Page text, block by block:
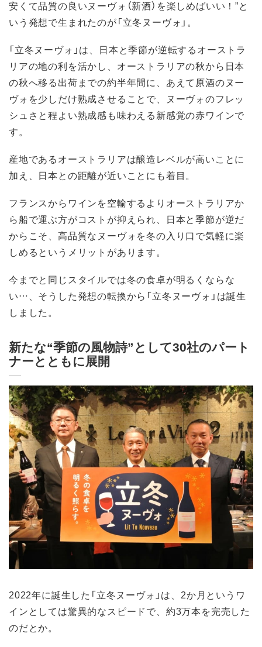
安くて品質の良いヌーヴォ（新酒）を楽しめばいい！”と
いう発想で生まれたのが「立冬ヌーヴォ」。
「立冬ヌーヴォ」は、日本と季節が逆転するオーストラ
リアの地の利を活かし、オーストラリアの秋から日本
の秋へ移る出荷までの約半年間に、あえて原酒のヌー
ヴォを少しだけ熟成させることで、ヌーヴォのフレッ
シュさと程よい熟成感も味わえる新感覚の赤ワインで
す。
産地であるオーストラリアは醸造レベルが高いことに
加え、日本との距離が近いことにも着目。
フランスからワインを空輸するよりオーストラリアか
ら船で運ぶ方がコストが抑えられ、日本と季節が逆だ
からこそ、高品質なヌーヴォを冬の入り口で気軽に楽
しめるというメリットがあります。
今までと同じスタイルでは冬の食卓が明るくならな
い…、そうした発想の転換から「立冬ヌーヴォ」は誕生
しました。
新たな“季節の風物詩”として30社のパート
ナーとともに展開
2022年に誕生した「立冬ヌーヴォ」は、2か月というワ
インとしては驚異的なスピードで、約3万本を完売した
のだとか。